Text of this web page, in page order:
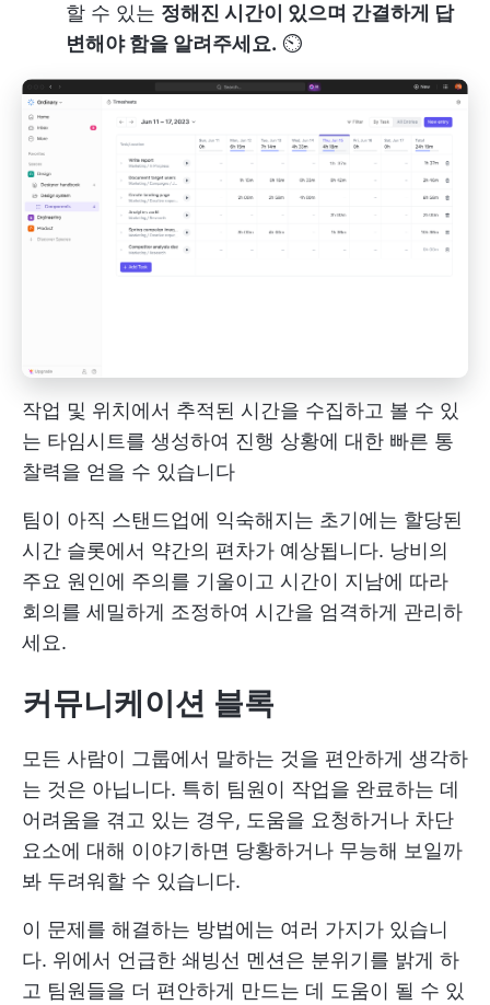
할 수 있는 정해진 시간이 있으며 간결하게 답
변해야 함을 알려주세요. ⏲️
작업 및 위치에서 추적된 시간을 수집하고 볼 수 있
는 타임시트를 생성하여 진행 상황에 대한 빠른 통
찰력을 얻을 수 있습니다
팀이 아직 스탠드업에 익숙해지는 초기에는 할당된
시간 슬롯에서 약간의 편차가 예상됩니다. 낭비의
주요 원인에 주의를 기울이고 시간이 지남에 따라
회의를 세밀하게 조정하여 시간을 엄격하게 관리하
세요.
커뮤니케이션 블록
모든 사람이 그룹에서 말하는 것을 편안하게 생각하
는 것은 아닙니다. 특히 팀원이 작업을 완료하는 데
어려움을 겪고 있는 경우, 도움을 요청하거나 차단
요소에 대해 이야기하면 당황하거나 무능해 보일까
봐 두려워할 수 있습니다.
이 문제를 해결하는 방법에는 여러 가지가 있습니
다. 위에서 언급한 쇄빙선 멘션은 분위기를 밝게 하
고 팀원들을 더 편안하게 만드는 데 도움이 될 수 있